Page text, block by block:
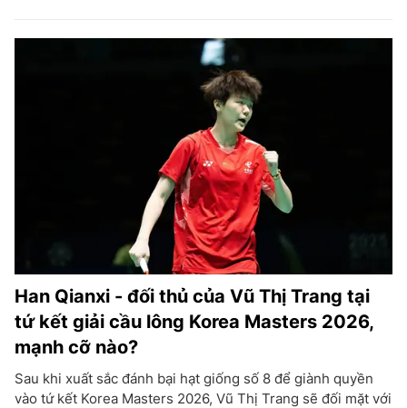
Han Qianxi - đối thủ của Vũ Thị Trang tại
tứ kết giải cầu lông Korea Masters 2026,
mạnh cỡ nào?
Sau khi xuất sắc đánh bại hạt giống số 8 để giành quyền
vào tứ kết Korea Masters 2026, Vũ Thị Trang sẽ đối mặt với